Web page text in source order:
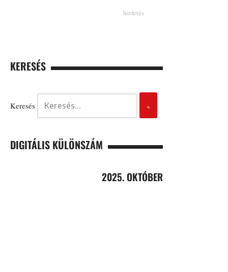
KERESÉS
Keresés
DIGITÁLIS KÜLÖNSZÁM
2025. OKTÓBER